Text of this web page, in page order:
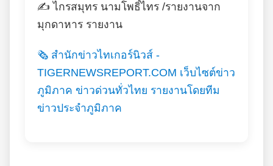
✍️ ไกรสมุทร นามโพธิ์ไทร /รายงานจาก
มุกดาหาร รายงาน
🗞️ สำนักข่าวไทเกอร์นิวส์ -
TIGERNEWSREPORT.COM เว็บไซต์ข่าว
ภูมิภาค ข่าวด่วนทั่วไทย รายงานโดยทีม
ข่าวประจำภูมิภาค